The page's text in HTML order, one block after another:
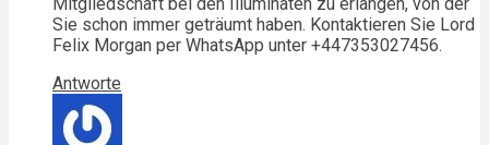
Sie schon immer geträumt haben. Kontaktieren Sie Lord
Felix Morgan per WhatsApp unter +447353027456.
Antworte